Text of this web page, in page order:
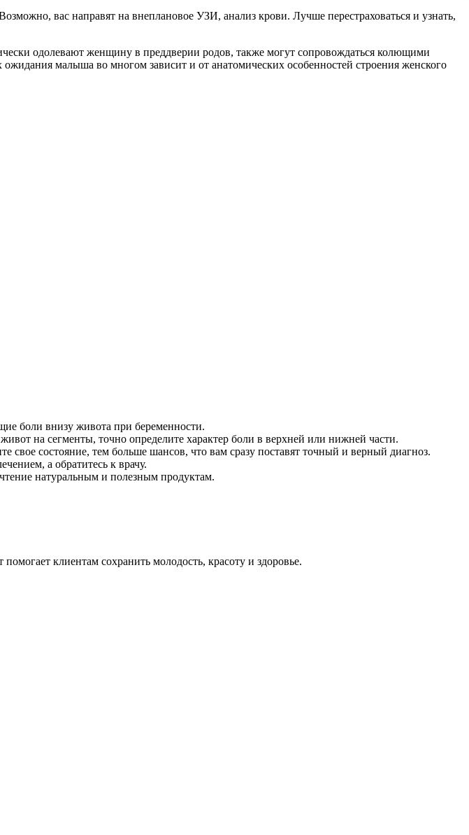
вас направят на внеплановое УЗИ, анализ крови. Лучше перестраховаться и узнать,
одолевают женщину в преддверии родов, также могут сопровождаться колющими
малыша во многом зависит и от анатомических особенностей строения женского
боли внизу живота при беременности.
на сегменты, точно определите характер боли в верхней или нижней части.
свое состояние, тем больше шансов, что вам сразу поставят точный и верный диагноз.
а обратитесь к врачу.
натуральным и полезным продуктам.
клиентам сохранить молодость, красоту и здоровье.